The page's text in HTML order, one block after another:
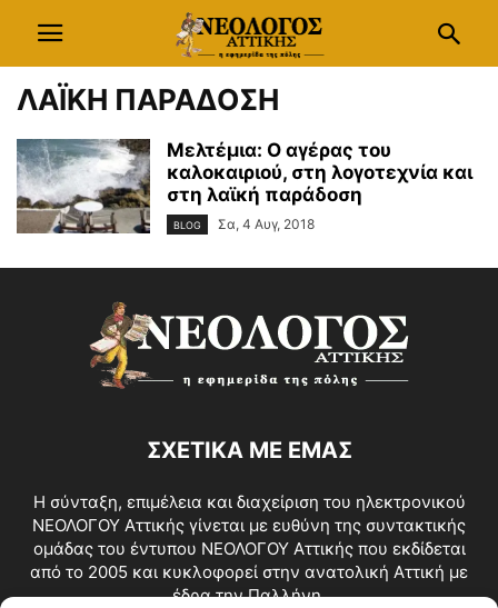
ΛΑΪΚΗ ΠΑΡΑΔΟΣΗ
Μελτέμια: Ο αγέρας του
καλοκαιριού, στη λογοτεχνία και
στη λαϊκή παράδοση
BLOG Σα, 4 Αυγ, 2018
ΣΧΕΤΙΚΑ ΜΕ ΕΜΑΣ
Η σύνταξη, επιμέλεια και διαχείριση του ηλεκτρονικού
ΝΕΟΛΟΓΟΥ Αττικής γίνεται με ευθύνη της συντακτικής
ομάδας του έντυπου ΝΕΟΛΟΓΟΥ Αττικής που εκδίδεται
από το 2005 και κυκλοφορεί στην ανατολική Αττική με
έδρα την Παλλήνη.